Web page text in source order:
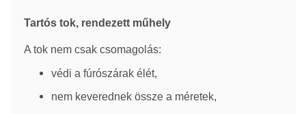
Tartós tok, rendezett műhely
A tok nem csak csomagolás:
védi a fúrószárak élét,
nem keverednek össze a méretek,